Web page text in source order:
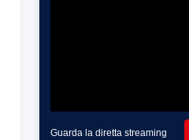
Guarda la diretta streaming